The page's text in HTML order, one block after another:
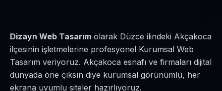
Dizayn Web Tasarım olarak Düzce ilindeki Akçakoca
ilçesinin işletmelerine profesyonel Kurumsal Web
Tasarım veriyoruz. Akçakoca esnafı ve firmaları dijital
dünyada öne çıksın diye kurumsal görünümlü, her
ekrana uyumlu siteler hazırlıyoruz.